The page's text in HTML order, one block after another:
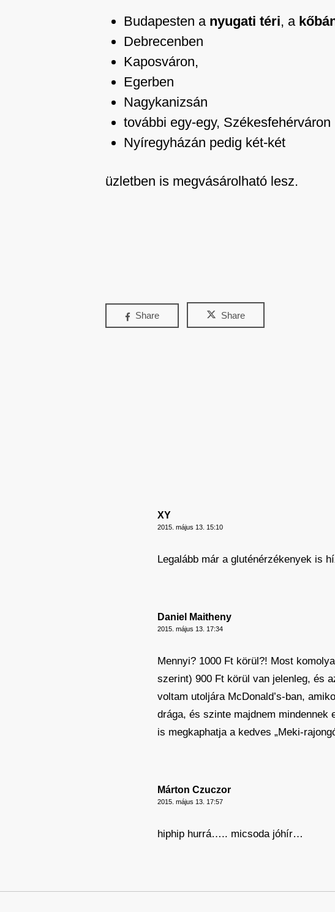
Budapesten a nyugati téri, a
Debrecenben
Kaposváron,
Egerben
Nagykanizsán
további egy-egy, Székesfehérváron
Nyíregyházán pedig két-két
üzletben is megvásárolható lesz.
Share Share
XY
2015. május 13. 15:10
Legalább már a gluténérzékenyek is
Daniel Maitheny
2015. május 13. 17:34
Mennyi? 1000 Ft körül?! Most
szerint) 900 Ft körül van jelenleg, és
voltam utoljára McDonald’s-ban,
drága, és szinte majdnem
is megkaphatja a kedves „Meki-
Márton Czuczor
2015. május 13. 17:57
hiphip hurrá….. micsoda jóhír…